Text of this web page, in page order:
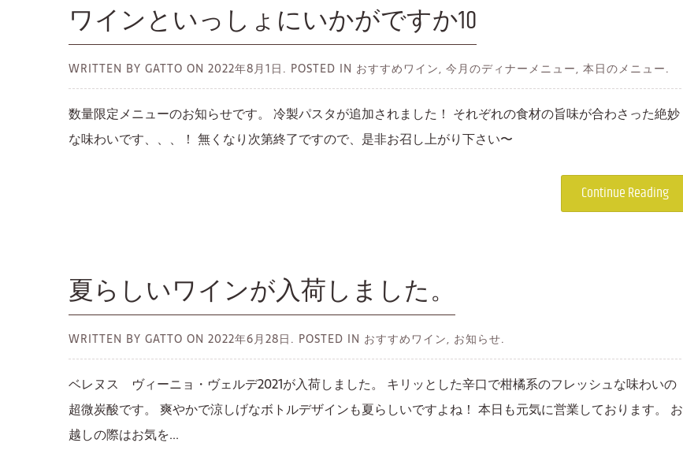
ワインといっしょにいかがですか10
WRITTEN BY GATTO ON 2022年8月1日. POSTED IN おすすめワイン, 今月のディナーメニュー, 本日のメニュー.
数量限定メニューのお知らせです。 冷製パスタが追加されました！ それぞれの食材の旨味が合わさった絶妙
な味わいです、、、！ 無くなり次第終了ですので、是非お召し上がり下さい〜
Continue Reading
夏らしいワインが入荷しました。
WRITTEN BY GATTO ON 2022年6月28日. POSTED IN おすすめワイン, お知らせ.
ベレヌス ヴィーニョ・ヴェルデ2021が入荷しました。 キリッとした辛口で柑橘系のフレッシュな味わいの
超微炭酸です。 爽やかで涼しげなボトルデザインも夏らしいですよね！ 本日も元気に営業しております。 お
越しの際はお気を...